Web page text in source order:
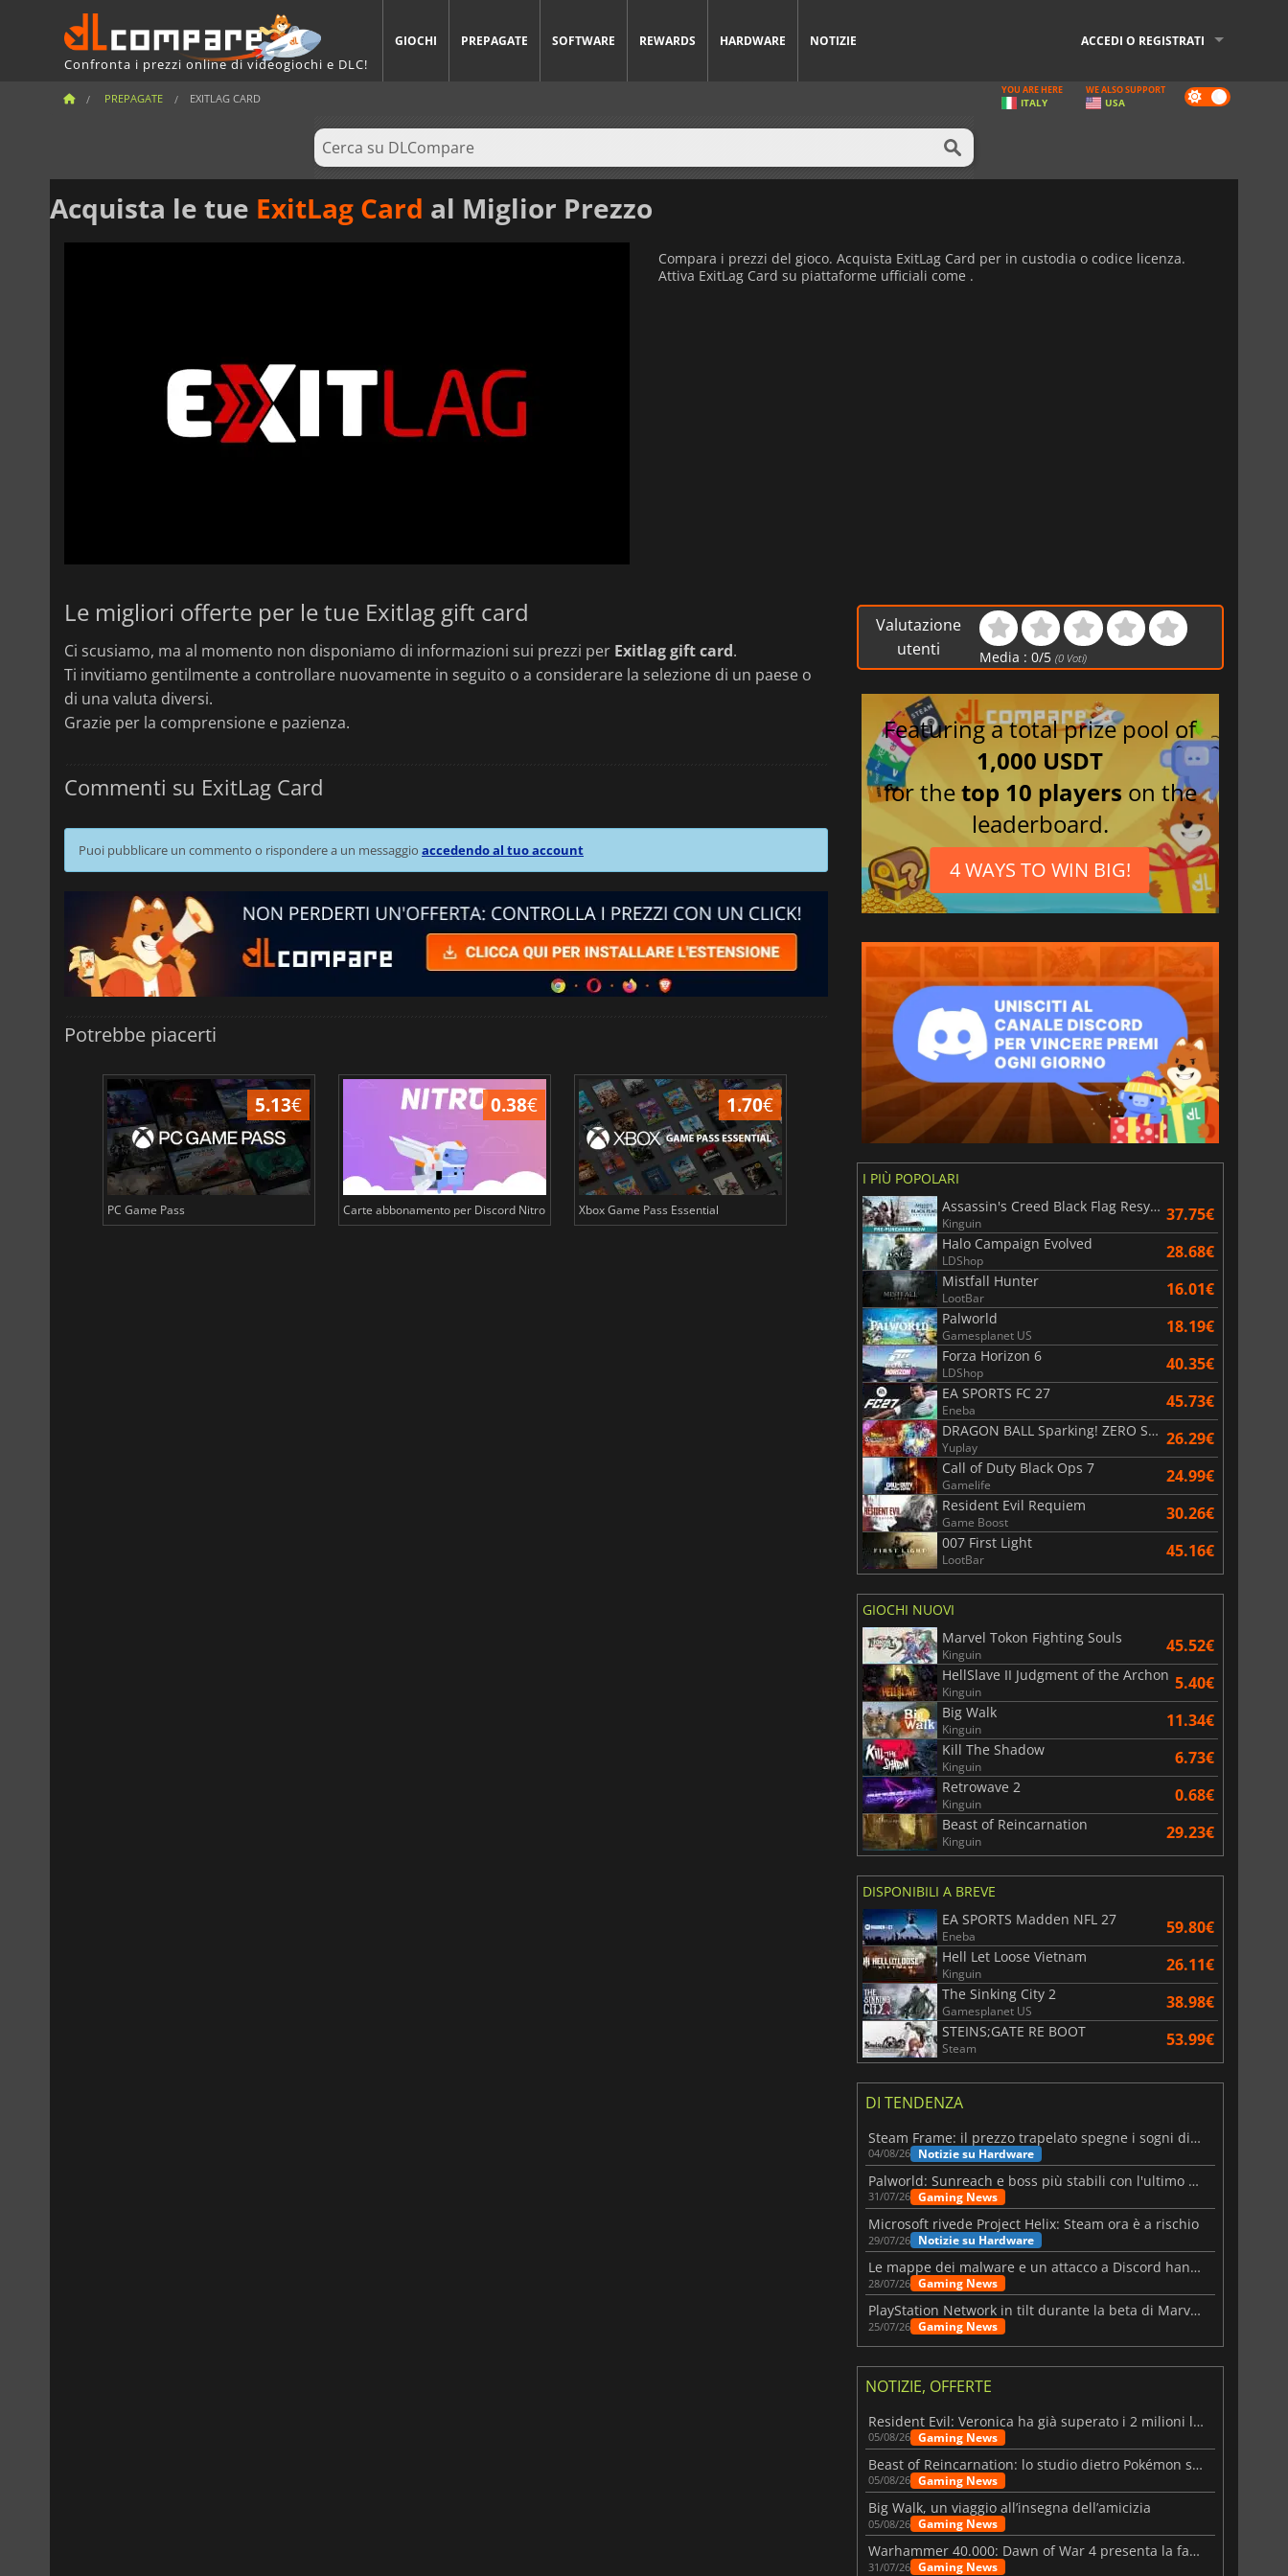
Confronta i prezzi online di videogiochi e DLC!
GIOCHI PREPAGATE SOFTWARE REWARDS HARDWARE NOTIZIE ACCEDI O REGISTRATI
PREPAGATE EXITLAG CARD Dark
mode
YOU ARE HERE
ITALY
WE ALSO SUPPORT
USA
Acquista le tue ExitLag Card al Miglior Prezzo
Compara i prezzi del gioco. Acquista ExitLag Card per in custodia o codice licenza.
Attiva ExitLag Card su piattaforme ufficiali come .
Le migliori offerte per le tue Exitlag gift card
Ci scusiamo, ma al momento non disponiamo di informazioni sui prezzi per Exitlag gift card.
Ti invitiamo gentilmente a controllare nuovamente in seguito o a considerare la selezione di un paese o
di una valuta diversi.
Grazie per la comprensione e pazienza.
Commenti su ExitLag Card
Puoi pubblicare un commento o rispondere a un messaggio accedendo al tuo account
Potrebbe piacerti
5.13€
PC Game Pass
0.38€
Carte abbonamento per Discord Nitro
1.70€
Xbox Game Pass Essential
4.31 €
Crunchyroll Premium
1.20
Spotify Premium
Valutazione
utenti
Media :0/5 (0 Voti)
Featuring a total prize pool of
1,000 USDT
for thetop 10 players on the
leaderboard.
4 WAYS TO WIN BIG!
I PIÙ POPOLARI
Assassin's Creed Black Flag Resynced
Kinguin 37.75€
Halo Campaign Evolved
LDShop 28.68€
Mistfall Hunter
LootBar 16.01€
Palworld
Gamesplanet US 18.19€
Forza Horizon 6
LDShop 40.35€
EA SPORTS FC 27
Eneba 45.73€
DRAGON BALL Sparking! ZERO Super Limit Breaking NEO
Yuplay 26.29€
Call of Duty Black Ops 7
Gamelife 24.99€
Resident Evil Requiem
Game Boost 30.26€
007 First Light
LootBar 45.16€
GIOCHI NUOVI
Marvel Tokon Fighting Souls
Kinguin 45.52€
HellSlave II Judgment of the Archon
Kinguin 5.40€
Big Walk
Kinguin 11.34€
Kill The Shadow
Kinguin 6.73€
Retrowave 2
Kinguin 0.68€
Beast of Reincarnation
Kinguin 29.23€
DISPONIBILI A BREVE
EA SPORTS Madden NFL 27
Eneba 59.80€
Hell Let Loose Vietnam
Kinguin 26.11€
The Sinking City 2
Gamesplanet US 38.98€
STEINS;GATE RE BOOT
Steam 53.99€
DI TENDENZA
Steam Frame: il prezzo trapelato spegne i sogni di un VR economico
04/08/26 Notizie su Hardware
Palworld: Sunreach e boss più stabili con l'ultimo update
31/07/26 Gaming News
Microsoft rivede Project Helix: Steam ora è a rischio
29/07/26 Notizie su Hardware
Le mappe dei malware e un attacco a Discord hanno colpito Meccha Chameleon
28/07/26 Gaming News
PlayStation Network in tilt durante la beta di Marvel Tōkon
25/07/26 Gaming News
NOTIZIE, OFFERTE
Resident Evil: Veronica ha già superato i 2 milioni liste dei desideri
05/08/26 Gaming News
Beast of Reincarnation: lo studio dietro Pokémon su una nuova strada
05/08/26 Gaming News
Big Walk, un viaggio all’insegna dell’amicizia
05/08/26 Gaming News
Warhammer 40.000: Dawn of War 4 presenta la fazione dei Necron
31/07/26 Gaming News